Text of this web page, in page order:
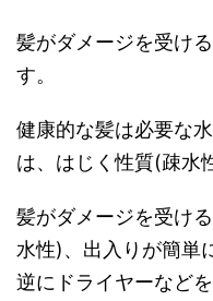
髪がダメージを受け
す。
健康的な髪は必要な
は、はじく性質(疎水
髪がダメージを受け
水性)、出入りが簡単
逆にドライヤーなど